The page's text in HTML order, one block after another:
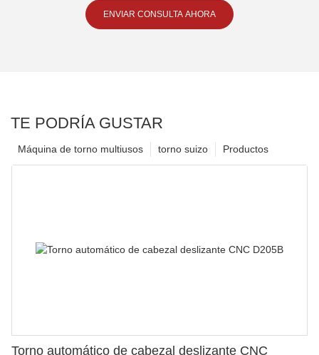
ENVIAR CONSULTA AHORA
TE PODRÍA GUSTAR
Productos
torno suizo
Máquina de torno multiusos
Torno automático de cabezal deslizante CNC